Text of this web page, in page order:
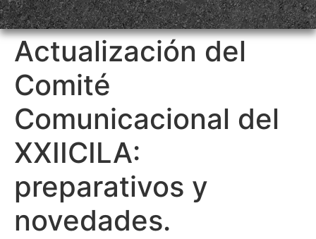
Actualización del
Comité
Comunicacional del
XXIICILA:
preparativos y
novedades.